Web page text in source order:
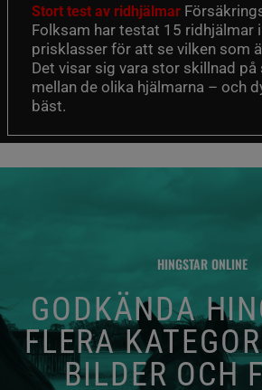
Stort test av ridhjälmar
Folksam har testat 15 ridhjälmar
prisklasser för att se vilken som
Det visar sig vara stor skillnad på
mellan de olika hjälmarna – och
bäst.
HINGSTAR ONLINE
GODKÄNDA
FLERA
BILDER OCH